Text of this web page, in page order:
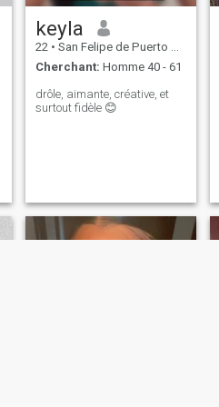
keyla
22 • San Felipe de Puerto Plata, Puerto Plata, Rep.Dominicaine
Cherchant: Homme 40 - 61
drôle, aimante, créative, et
surtout fidèle 😊